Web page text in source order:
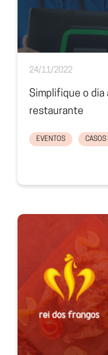
24/11/2022
Simplifique o dia
restaurante
EVENTOS CASOS